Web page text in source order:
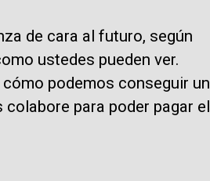
de cara al futuro, según
ustedes pueden ver.
podemos conseguir un
para poder pagar el